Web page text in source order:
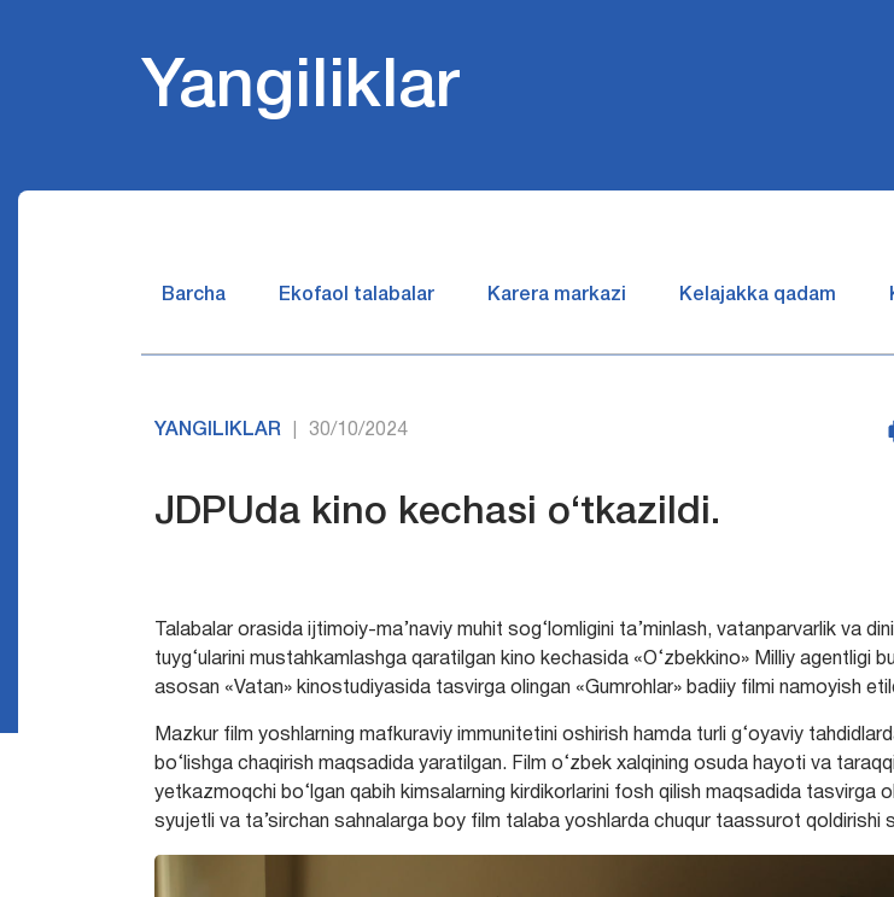
Yangiliklar
Barcha Ekofaol talabalar Karera markazi Kelajakka qadam
YANGILIKLAR 30/10/2024
JDPUda kino kechasi o‘tkazildi.
Talabalar orasida ijtimoiy-ma’naviy muhit sog‘lomligini ta’minlash, vatanparvarlik va
tuyg‘ularini mustahkamlashga qaratilgan kino kechasida «O‘zbekkino» Milliy agentligi
asosan «Vatan» kinostudiyasida tasvirga olingan «Gumrohlar» badiiy filmi namoyish
Mazkur film yoshlarning mafkuraviy immunitetini oshirish hamda turli g‘oyaviy
bo‘lishga chaqirish maqsadida yaratilgan. Film o‘zbek xalqining osuda hayoti va
yetkazmoqchi bo‘lgan qabih kimsalarning kirdikorlarini fosh qilish maqsadida tasvirga
syujetli va ta’sirchan sahnalarga boy film talaba yoshlarda chuqur taassurot qoldirishi